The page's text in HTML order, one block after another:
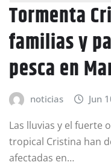
Tormenta
familias y
pesca en
noticias Jun
Las lluvias y el fuerte
tropical Cristina han
afectadas en…